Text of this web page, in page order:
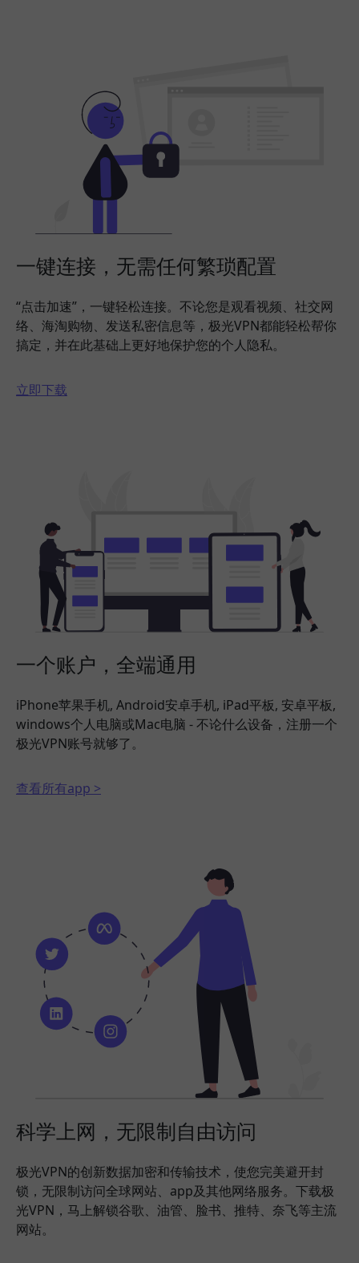
一键连接，无需任何繁琐配置
“点击加速”，一键轻松连接。不论您是观看视频、社交网
络、海淘购物、发送私密信息等，极光VPN都能轻松帮你
搞定，并在此基础上更好地保护您的个人隐私。
立即下载
一个账户，全端通用
iPhone苹果手机, Android安卓手机, iPad平板, 安卓平板,
windows个人电脑或Mac电脑 - 不论什么设备，注册一个
极光VPN账号就够了。
查看所有app >
科学上网，无限制自由访问
极光VPN的创新数据加密和传输技术，使您完美避开封
锁，无限制访问全球网站、app及其他网络服务。下载极
光VPN，马上解锁谷歌、油管、脸书、推特、奈飞等主流
网站。